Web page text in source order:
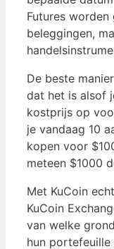
Futures
beleggingen,
De beste
dat het is alsof
kostprijs op
je vandaag 10
kopen voor
meteen $1000
Met KuCoin
KuCoin
van welke
hun